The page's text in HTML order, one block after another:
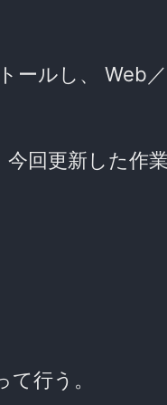
ールし、 Web
回更新した作
行う。